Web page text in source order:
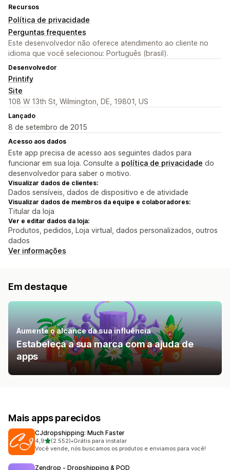
Recursos
Política de privacidade
Perguntas frequentes
Este desenvolvedor não oferece atendimento ao cliente no
idioma que você selecionou: Português (brasil).
Desenvolvedor
Printify
Site
108 W 13th St, Wilmington, DE, 19801, US
Lançado
8 de setembro de 2015
Acesso aos dados
Este app precisa de acesso aos seguintes dados para
funcionar em sua loja. Consulte a política de privacidade do
desenvolvedor para saber o motivo.
Visualizar dados de clientes:
Dados sensíveis, dados de dispositivo e de atividade
Visualizar dados de membros da equipe e colaboradores:
Titular da loja
Ver e editar dados da loja:
Produtos, pedidos, Loja virtual, dados personalizados, outros
dados
Ver informações
Em destaque
Aumente o alcance da sua influência
Estabeleça a sua marca com a ajuda de
apps
Mais apps parecidos
CJdropshipping: Much Faster
4,9de 5 estrelas
(2.552)
2552 avaliações ao todo
•Grátis para instalar
Você vende, nós buscamos os produtos e enviamos para você!
Zendrop ‑ Dropshipping & POD